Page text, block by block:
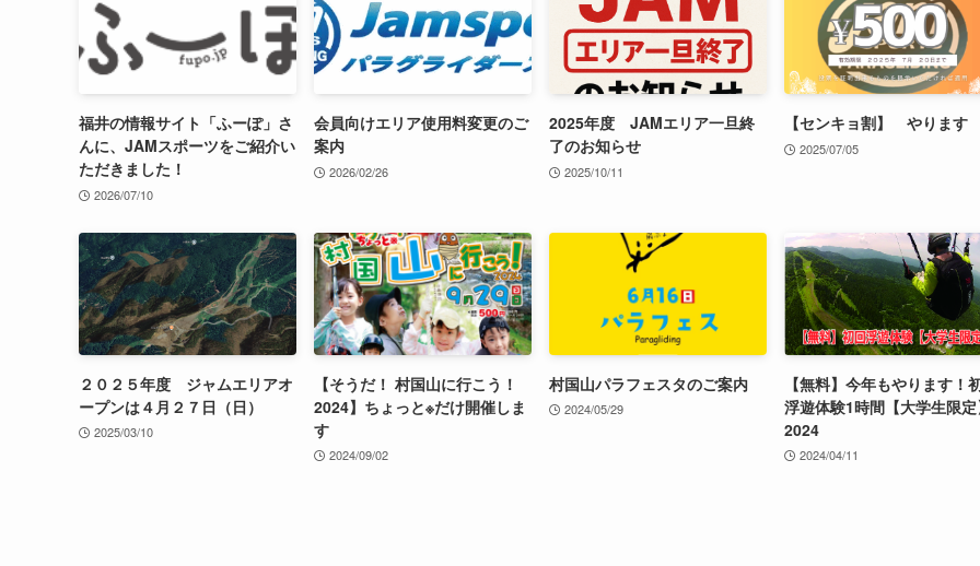
福井の情報サイト「ふーぽ」さ
んに、JAMスポーツをご紹介い
ただきました！
2026/07/10
会員向けエリア使用料変更のご
案内
2026/02/26
2025年度 JAMエリア一旦終
了のお知らせ
2025/10/11
【センキョ割】 やります
2025/07/05
２０２５年度 ジャムエリアオ
ープンは４月２７日（日）
2025/03/10
【そうだ！ 村国山に行こう！
2024】ちょっと※だけ開催しま
す
2024/09/02
村国山パラフェスタのご案内
2024/05/29
【無料】今年もやります！
浮遊体験1時間【大学生限
2024
2024/04/11